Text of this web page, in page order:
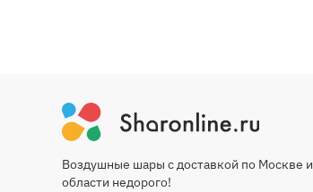
Воздушные шары с доставкой по Москве и
области недорого!